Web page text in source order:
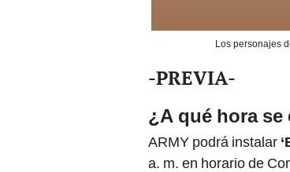
Los personajes
-PREVIA-
¿A qué hora se
ARMY podrá instalar
a. m. en horario de